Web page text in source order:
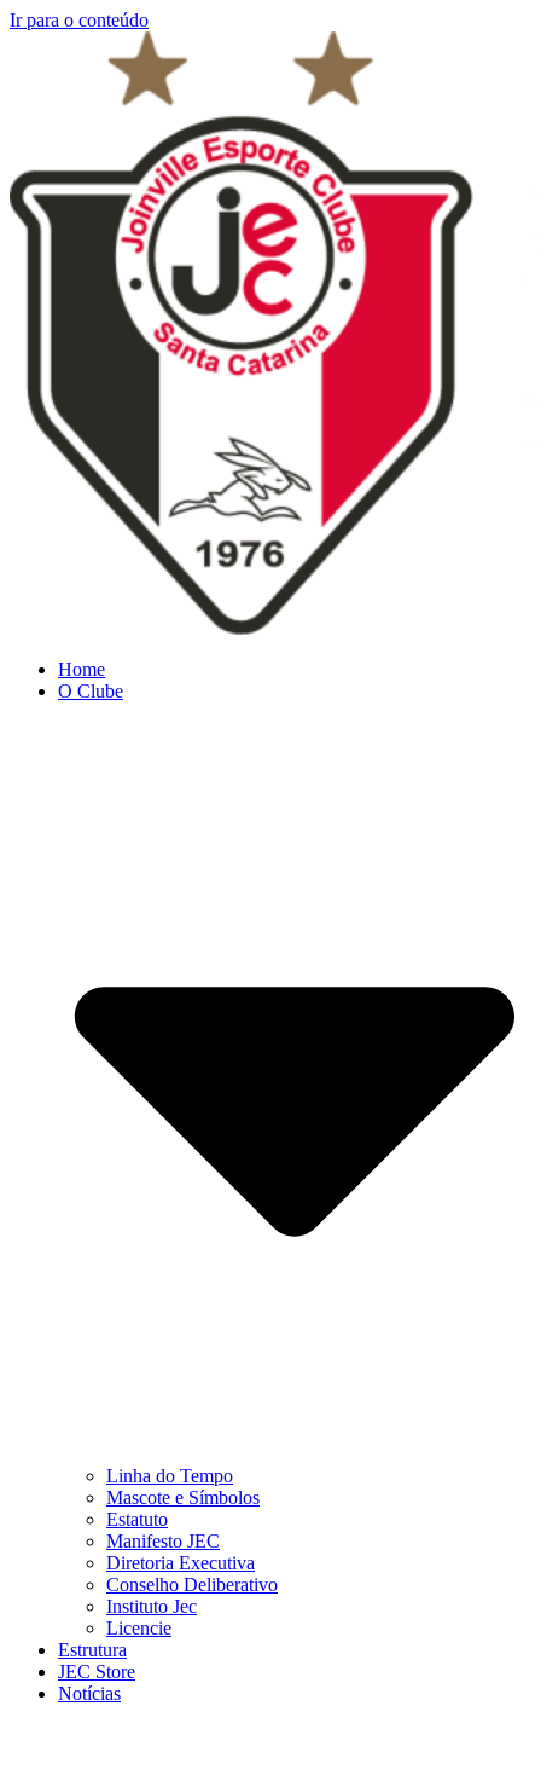
Ir para o conteúdo
Home
O Clube
Linha do Tempo
Mascote e Símbolos
Estatuto
Manifesto JEC
Diretoria Executiva
Conselho Deliberativo
Instituto Jec
Licencie
Estrutura
JEC Store
Notícias